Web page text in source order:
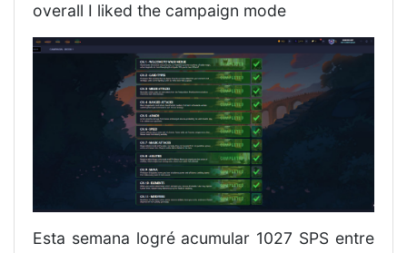
overall I liked the campaign mode
Esta semana logré acumular 1027 SPS entre